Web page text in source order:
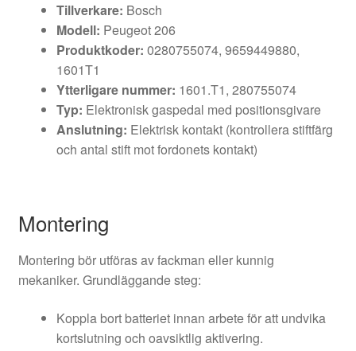
Tillverkare: Bosch
Modell: Peugeot 206
Produktkoder: 0280755074, 9659449880,
1601T1
Ytterligare nummer: 1601.T1, 280755074
Typ: Elektronisk gaspedal med positionsgivare
Anslutning: Elektrisk kontakt (kontrollera stiftfärg
och antal stift mot fordonets kontakt)
Montering
Montering bör utföras av fackman eller kunnig
mekaniker. Grundläggande steg:
Koppla bort batteriet innan arbete för att undvika
kortslutning och oavsiktlig aktivering.